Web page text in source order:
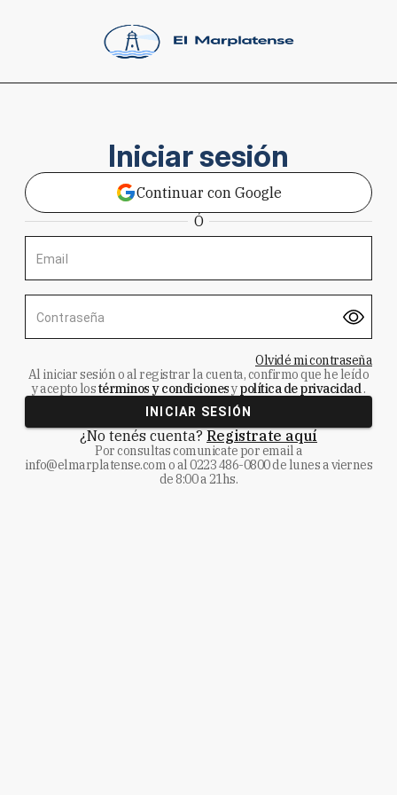
Iniciar sesión
Continuar con Google
Ó
Email
Contraseña
Olvidé mi contraseña
Al iniciar sesión o al registrar la cuenta, confirmo que he leído
y acepto lostérminos y condicionesypolítica de privacidad.
INICIAR SESIÓN
¿No tenés cuenta? Registrate aquí
Por consultas comunicate por email a
info@elmarplatense.como al0223 486-0800de lunes a viernes
de 8:00 a 21hs.